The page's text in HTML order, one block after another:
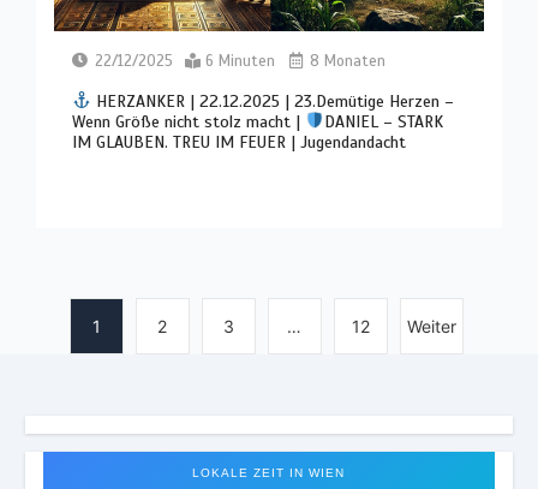
22/12/2025 6 Minuten 8 Monaten
HERZANKER | 22.12.2025 | 23.Demütige Herzen –
Wenn Größe nicht stolz macht |
DANIEL – STARK
IM GLAUBEN. TREU IM FEUER | Jugendandacht
1 2 3 … 12 Weiter
LOKALE ZEIT IN WIEN